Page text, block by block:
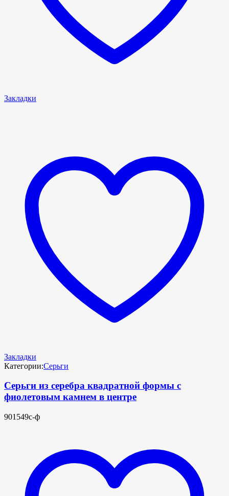
Закладки
Закладки
Категории:Серьги
Серьги из серебра квадратной формы с
фиолетовым камнем в центре
901549с-ф